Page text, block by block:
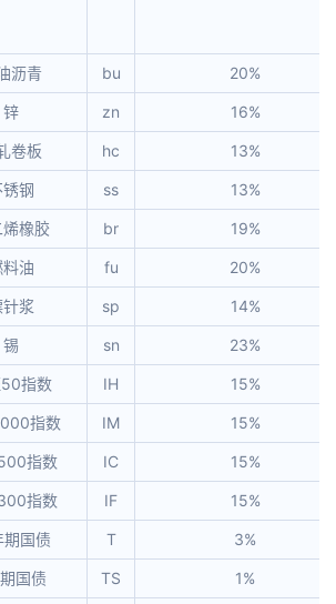
沥青 bu 20%
锌 zn 16%
卷板 hc 13%
锈钢 ss 13%
烯橡胶 br 19%
油 fu 20%
针浆 sp 14%
锡 sn 23%
50指数 IH 15%
指数 IM 15%
指数 IC 15%
指数 IF 15%
期国债 T 3%
国债 TS 1%